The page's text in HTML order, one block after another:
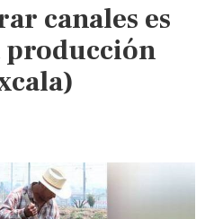
producción
frijol
(Inforural)
canales es
producción